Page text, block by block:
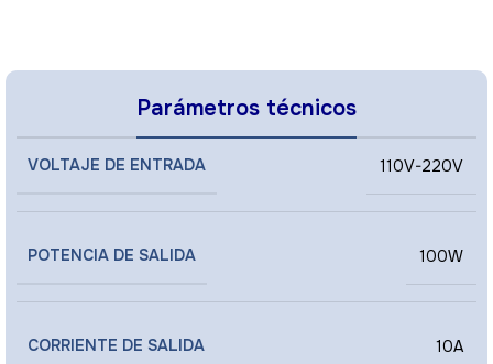
Parámetros técnicos
VOLTAJE DE ENTRADA 110V-220V
POTENCIA DE SALIDA 100W
CORRIENTE DE SALIDA 10A